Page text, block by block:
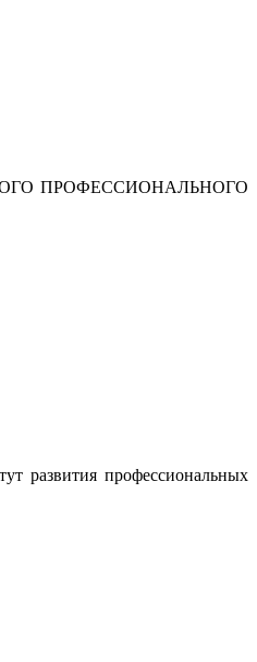
ПРОФЕССИОНАЛЬНОГО
развития профессиональных